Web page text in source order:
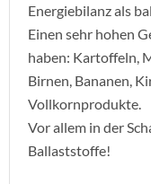
Energiebilanz als
Einen sehr hohen
haben: Kartoffeln,
Birnen, Bananen,
Vollkornprodukte.
Vor allem in der
Ballaststoffe!